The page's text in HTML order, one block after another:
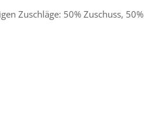
Zuschläge: 50% Zuschuss, 50%